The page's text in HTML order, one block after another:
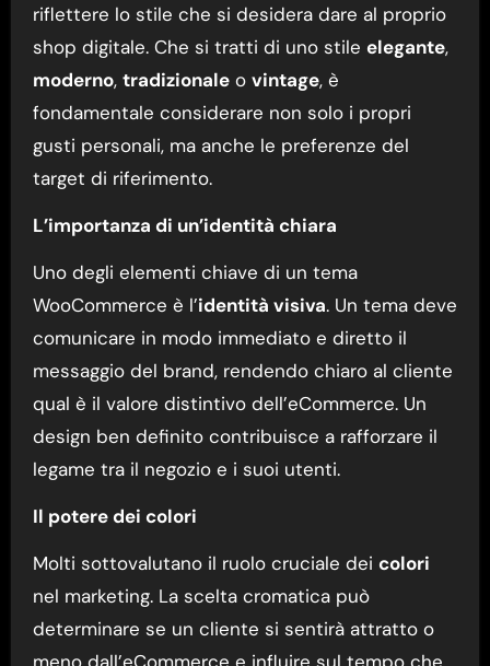
riflettere lo stile che si desidera dare al proprio
shop digitale. Che si tratti di uno stile elegante,
moderno, tradizionaleo vintage, è
fondamentale considerare non solo i propri
gusti personali, ma anche le preferenze del
target di riferimento.
L’importanza di un’identità chiara
Uno degli elementi chiave di un tema
WooCommerce è l’identità visiva. Un tema deve
comunicare in modo immediato e diretto il
messaggio del brand, rendendo chiaro al cliente
qual è il valore distintivo dell’eCommerce. Un
design ben definito contribuisce a rafforzare il
legame tra il negozio e i suoi utenti.
Il potere dei colori
Molti sottovalutano il ruolo cruciale dei colori
nel marketing. La scelta cromatica può
determinare se un cliente si sentirà attratto o